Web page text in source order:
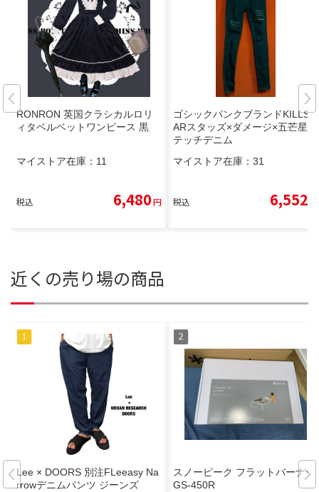
RONRON 英国クラシカルロリ
ィタベルベットワンピース 黒
マイストア在庫： 11
税込 6,480円
ゴシックパンクブランドKILLST
ARスタッズ×ダメージ×五芒星ス
テッチデニム
マイストア在庫： 31
税込 6,552
近くの売り場の商品
Lee × DOORS 別注FLeeasy Na
rrowデニムパンツ ジーンズ
スノーピーク フラットバーナー
GS-450R